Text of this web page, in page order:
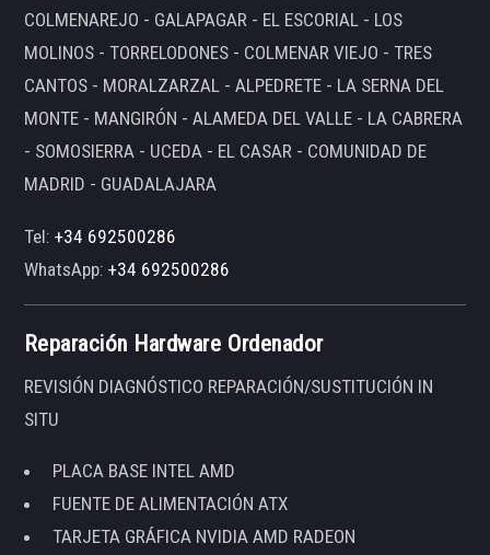
COLMENAREJO - GALAPAGAR - EL ESCORIAL - LOS
MOLINOS - TORRELODONES - COLMENAR VIEJO - TRES
CANTOS - MORALZARZAL - ALPEDRETE - LA SERNA DEL
MONTE - MANGIRÓN - ALAMEDA DEL VALLE - LA CABRERA
- SOMOSIERRA - UCEDA - EL CASAR - COMUNIDAD DE
MADRID - GUADALAJARA
Tel:+34 692500286
WhatsApp:+34 692500286
Reparación Hardware Ordenador
REVISIÓN DIAGNÓSTICO REPARACIÓN/SUSTITUCIÓN IN
SITU
PLACA BASE INTEL AMD
FUENTE DE ALIMENTACIÓN ATX
TARJETA GRÁFICA NVIDIA AMD RADEON